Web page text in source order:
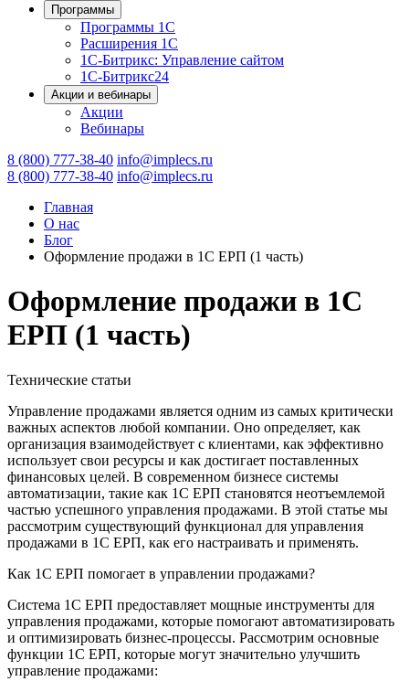
Программы
Программы 1С
Расширения 1С
1С-Битрикс: Управление сайтом
1С-Битрикс24
Акции и вебинары
Акции
Вебинары
8 (800) 777-38-40 info@implecs.ru
8 (800) 777-38-40 info@implecs.ru
Главная
О нас
Блог
Оформление продажи в 1С ЕРП (1 часть)
Оформление продажи в 1С
ЕРП (1 часть)
Технические статьи
Управление продажами является одним из самых критически
важных аспектов любой компании. Оно определяет, как
организация взаимодействует с клиентами, как эффективно
использует свои ресурсы и как достигает поставленных
финансовых целей. В современном бизнесе системы
автоматизации, такие как 1С ЕРП становятся неотъемлемой
частью успешного управления продажами. В этой статье мы
рассмотрим существующий функционал для управления
продажами в 1С ЕРП, как его настраивать и применять.
Как 1С ЕРП помогает в управлении продажами?
Система 1С ЕРП предоставляет мощные инструменты для
управления продажами, которые помогают автоматизировать
и оптимизировать бизнес-процессы. Рассмотрим основные
функции 1С ЕРП, которые могут значительно улучшить
управление продажами: